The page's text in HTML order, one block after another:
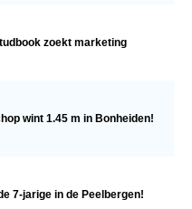
zoekt marketing
wint 1.45 m in Bonheiden!
7-jarige in de Peelbergen!